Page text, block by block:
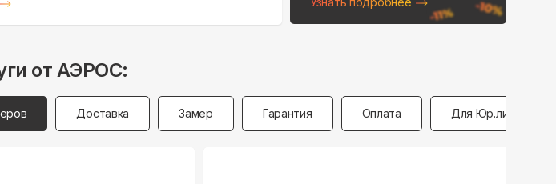
от АЭРОС:
Доставка Замер Гарантия Оплата Для Юр.лиц